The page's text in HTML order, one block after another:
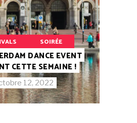
SOIRÉE
DANCE EVENT
CETTE SEMAINE !
12, 2022